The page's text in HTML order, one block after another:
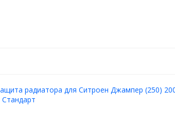
радиатора для Ситроен Джампер (250)